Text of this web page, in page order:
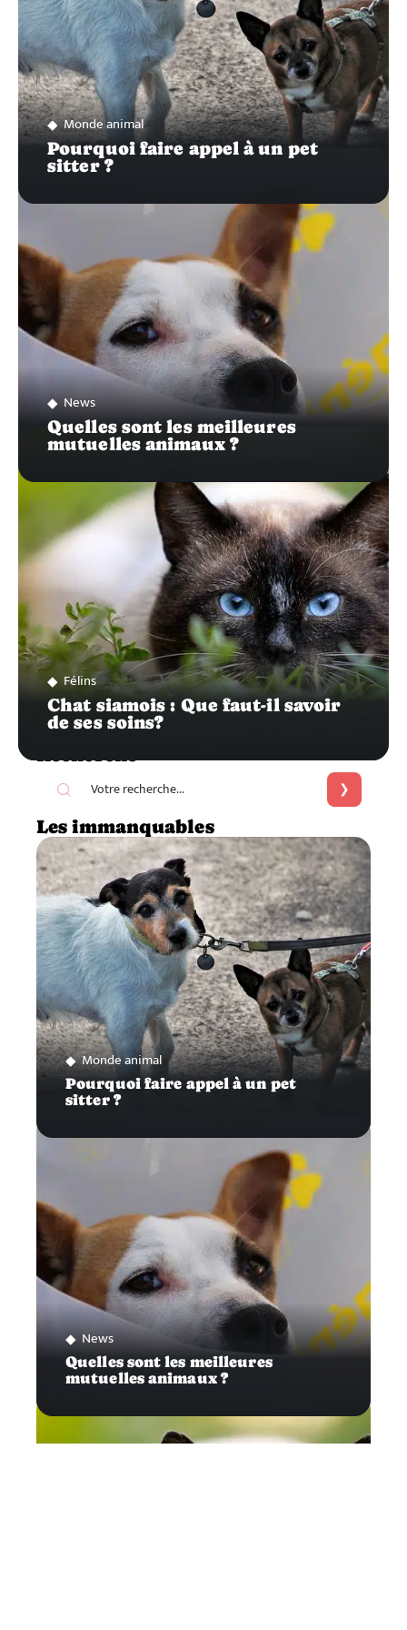
Monde animal
Pourquoi faire appel à un pet
sitter ?
News
Quelles sont les meilleures
mutuelles animaux ?
Félins
Chat siamois : Que faut-il savoir
de ses soins?
Recherche
Les immanquables
Monde animal
Pourquoi faire appel à un pet
sitter ?
News
Quelles sont les meilleures
mutuelles animaux ?